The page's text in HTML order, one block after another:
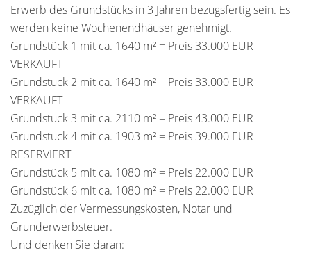
Erwerb des Grundstücks in 3 Jahren bezugsfertig sein. Es
werden keine Wochenendhäuser genehmigt.
Grundstück 1 mit ca. 1640 m² = Preis 33.000 EUR
VERKAUFT
Grundstück 2 mit ca. 1640 m² = Preis 33.000 EUR
VERKAUFT
Grundstück 3 mit ca. 2110 m² = Preis 43.000 EUR
Grundstück 4 mit ca. 1903 m² = Preis 39.000 EUR
RESERVIERT
Grundstück 5 mit ca. 1080 m² = Preis 22.000 EUR
Grundstück 6 mit ca. 1080 m² = Preis 22.000 EUR
Zuzüglich der Vermessungskosten, Notar und
Grunderwerbsteuer.
Und denken Sie daran: